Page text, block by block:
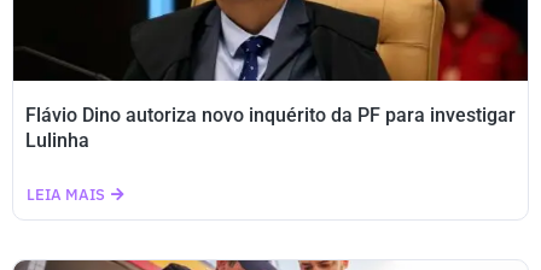
Flávio Dino autoriza novo inquérito da PF para investigar
Lulinha
LEIA MAIS